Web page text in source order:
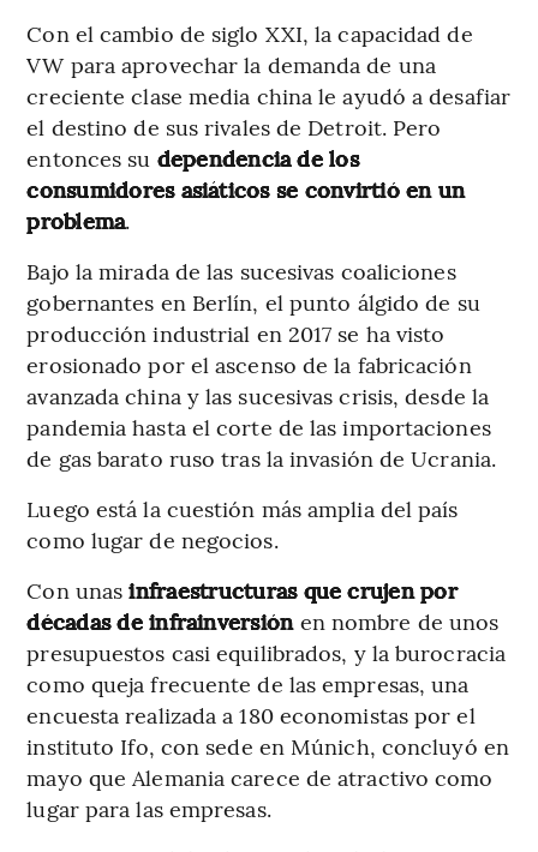
Con el cambio de siglo XXI, la capacidad de
VW para aprovechar la demanda de una
creciente clase media china le ayudó a desafiar
el destino de sus rivales de Detroit. Pero
entonces su dependencia de los
consumidores asiáticos se convirtió en un
problema.
Bajo la mirada de las sucesivas coaliciones
gobernantes en Berlín, el punto álgido de su
producción industrial en 2017 se ha visto
erosionado por el ascenso de la fabricación
avanzada china y las sucesivas crisis, desde la
pandemia hasta el corte de las importaciones
de gas barato ruso tras la invasión de Ucrania.
Luego está la cuestión más amplia del país
como lugar de negocios.
Con unas infraestructuras que crujen por
décadas de infrainversión en nombre de unos
presupuestos casi equilibrados, y la burocracia
como queja frecuente de las empresas, una
encuesta realizada a 180 economistas por el
instituto Ifo, con sede en Múnich, concluyó en
mayo que Alemania carece de atractivo como
lugar para las empresas.